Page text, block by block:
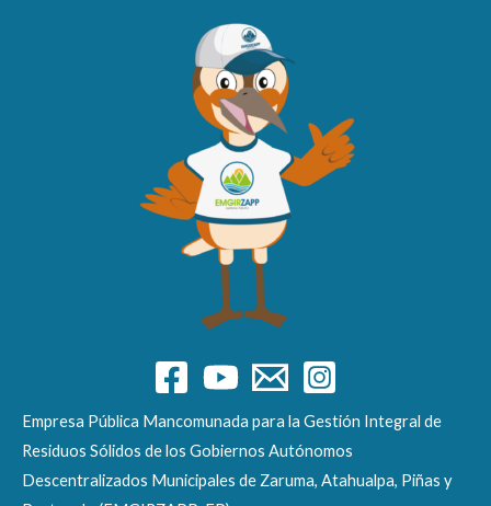
Empresa Pública Mancomunada para la Gestión Integral de
Residuos Sólidos de los Gobiernos Autónomos
Descentralizados Municipales de Zaruma, Atahualpa, Piñas y